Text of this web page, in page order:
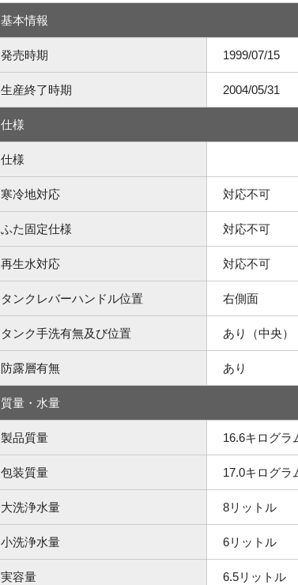
基本情報
発売時期 1999/07/15
生産終了時期 2004/05/31
仕様
仕様
寒冷地対応 対応不可
ふた固定仕様 対応不可
再生水対応 対応不可
タンクレバーハンドル位置 右側面
タンク手洗有無及び位置 あり（中央）
防露層有無 あり
質量・水量
製品質量 16.6キログラ
包装質量 17.0キログラ
大洗浄水量 8リットル
小洗浄水量 6リットル
実容量 6.5リットル